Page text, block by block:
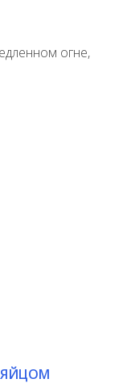
огне,
ЯЙЦОМ